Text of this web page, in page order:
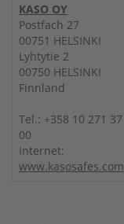
KASO OY
Postfach 27
00751 HELSINKI
Lyhtytie 2
00750 HELSINKI
Finnland
Tel.: +358 10 271 37
00
Internet:
www.kasosafes.com